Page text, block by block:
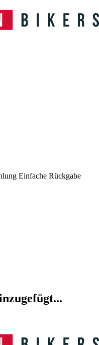
Einfache Rückgabe